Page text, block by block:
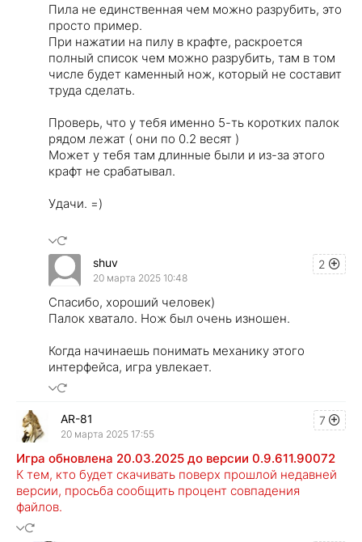
Пила не единственная чем можно разрубить, это
просто пример.
При нажатии на пилу в крафте, раскроется
полный список чем можно разрубить, там в том
числе будет каменный нож, который не составит
труда сделать.
Проверь, что у тебя именно 5-ть коротких палок
рядом лежат ( они по 0.2 весят )
Может у тебя там длинные были и из-за этого
крафт не срабатывал.
Удачи. =)
2
shuv
20 марта 2025 10:48
Спасибо, хороший человек)
Палок хватало. Нож был очень изношен.
Когда начинаешь понимать механику этого
интерфейса, игра увлекает.
7
AR-81
20 марта 2025 17:55
Игра обновлена 20.03.2025 до версии 0.9.611.90072
К тем, кто будет скачивать поверх прошлой недавней
версии, просьба сообщить процент совпадения
файлов.